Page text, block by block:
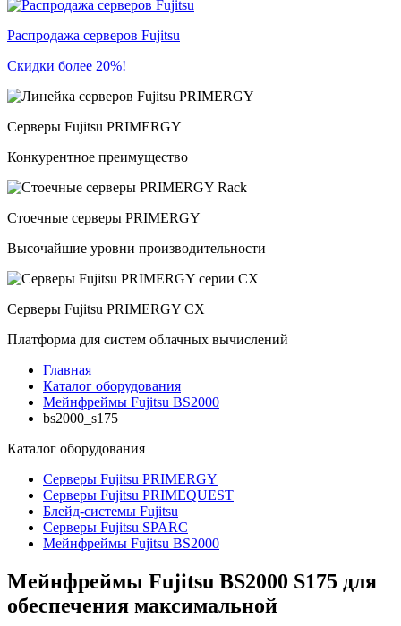
Распродажа серверов Fujitsu
Скидки более 20%!
Серверы Fujitsu PRIMERGY
Конкурентное преимущество
Стоечные серверы PRIMERGY
Высочайшие уровни производительности
Серверы Fujitsu PRIMERGY CX
Платформа для систем облачных вычислений
Главная
Каталог оборудования
Мейнфреймы Fujitsu BS2000
bs2000_s175
Каталог оборудования
Серверы Fujitsu PRIMERGY
Серверы Fujitsu PRIMEQUEST
Блейд-системы Fujitsu
Серверы Fujitsu SPARC
Мейнфреймы Fujitsu BS2000
Мейнфреймы Fujitsu BS2000 S175 для
обеспечения максимальной